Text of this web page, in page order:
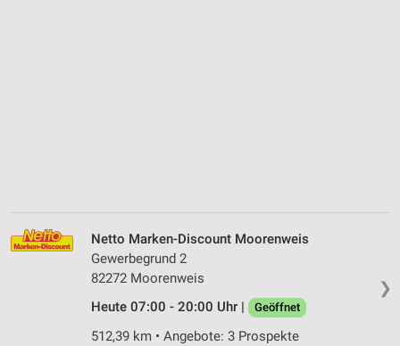
❯
Netto Marken-Discount Moorenweis
Gewerbegrund 2
82272 Moorenweis
Heute 07:00 - 20:00 Uhr |
Geöffnet
512,39 km • Angebote: 3 Prospekte